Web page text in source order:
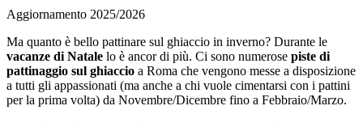
Aggiornamento 2025/2026
Ma quanto è bello pattinare sul ghiaccio in inverno? Durante le
vacanze di Natale lo è ancor di più. Ci sono numerose piste di
pattinaggio sul ghiaccio a Roma che vengono messe a disposizione
a tutti gli appassionati (ma anche a chi vuole cimentarsi con i pattini
per la prima volta) da Novembre/Dicembre fino a Febbraio/Marzo.